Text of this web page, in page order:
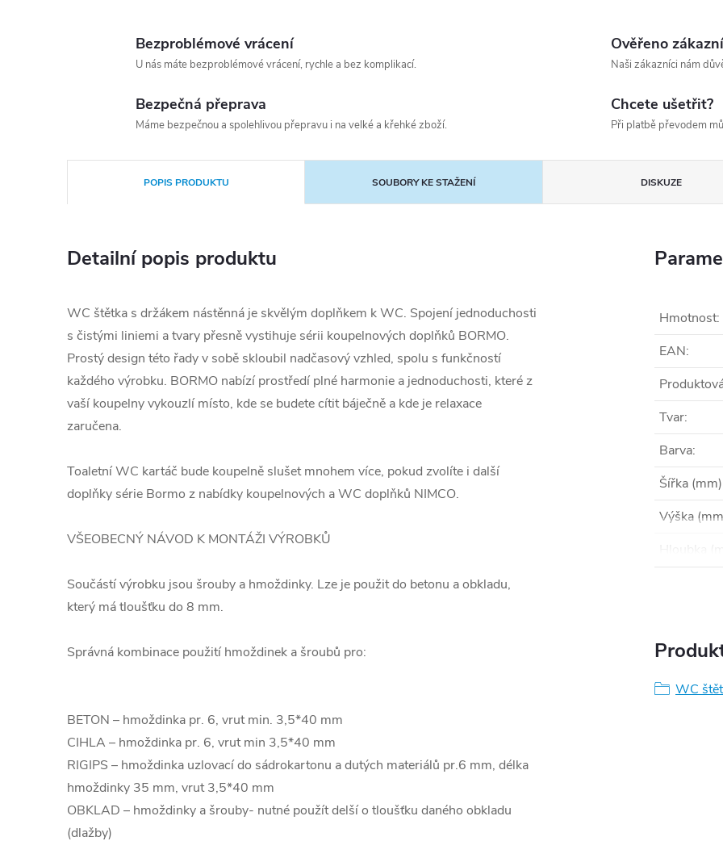
Bezproblémové vrácení
U nás máte bezproblémové vrácení, rychle a bez komplikací.
Ověřeno
Naši zákazníci nám
Bezpečná přeprava
Máme bezpečnou a spolehlivou přepravu i na velké a křehké zboží.
Chcete ušetřit?
Při platbě převodem
POPIS PRODUKTU SOUBORY KE STAŽENÍ DISKUZE
Detailní popis produktu
WC štětka s držákem nástěnná je skvělým doplňkem k WC. Spojení jednoduchosti
s čistými liniemi a tvary přesně vystihuje sérii koupelnových doplňků BORMO.
Prostý design této řady v sobě skloubil nadčasový vzhled, spolu s funkčností
každého výrobku. BORMO nabízí prostředí plné harmonie a jednoduchosti, které z
vaší koupelny vykouzlí místo, kde se budete cítit báječně a kde je relaxace
zaručena.
Toaletní WC kartáč bude koupelně slušet mnohem více, pokud zvolíte i další
doplňky série Bormo z nabídky koupelnových a WC doplňků NIMCO.
VŠEOBECNÝ NÁVOD K MONTÁŽI VÝROBKŮ
Součástí výrobku jsou šrouby a hmoždinky. Lze je použit do betonu a obkladu,
který má tloušťku do 8 mm.
Správná kombinace použití hmoždinek a šroubů pro:
BETON – hmoždinka pr. 6, vrut min. 3,5*40 mm
CIHLA – hmoždinka pr. 6, vrut min 3,5*40 mm
RIGIPS – hmoždinka uzlovací do sádrokartonu a dutých materiálů pr.6 mm, délka
hmoždinky 35 mm, vrut 3,5*40 mm
OBKLAD – hmoždinky a šrouby- nutné použít delší o tloušťku daného obkladu
(dlažby)
Hmotnost:
EAN:
Tvar:
Barva:
Šířka (mm)
Výška
WC